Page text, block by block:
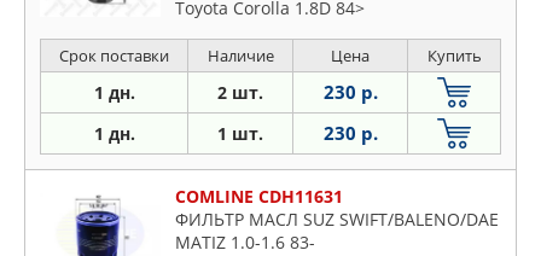
Toyota Corolla 1.8D 84>
Срок поставки Наличие Цена Купить
1 дн. 2 шт. 230 р.
1 дн. 1 шт. 230 р.
COMLINE CDH11631
ФИЛЬТР МАСЛ SUZ SWIFT/BALENO/DAE
MATIZ 1.0-1.6 83-